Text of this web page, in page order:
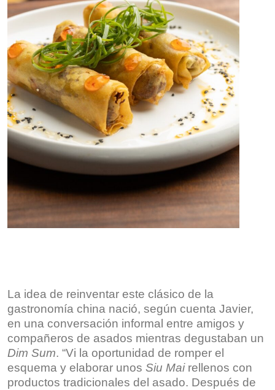
La idea de reinventar este clásico de la
gastronomía china nació, según cuenta Javier,
en una conversación informal entre amigos y
compañeros de asados mientras degustaban un
Dim Sum. “Vi la oportunidad de romper el
esquema y elaborar unos Siu Mairellenos con
productos tradicionales del asado. Después de